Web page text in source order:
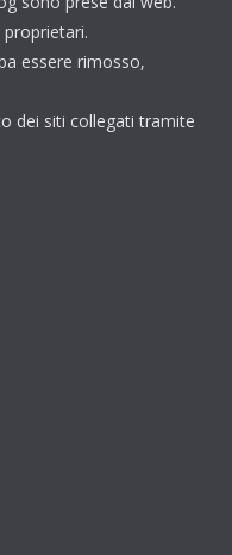
essere rimosso,
dei siti collegati tramite